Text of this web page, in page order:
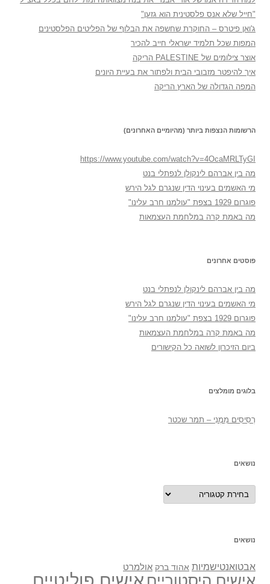
"חייל שלא אנס פלסטינית הוא גזען"
ג'ואן פיטרס – החוקרת שחשפה את הבלוף של הפליטים הפלסטינים
המפות שכל תלמיד ישראלי חייב להכיר
אוצר צילומים של PALESTINE הריקה
איך להיפטר מזבובי הבית ולפתור את בעיית היונים
המפה הגדולה של הארץ הריקה
הרשומות הנצפות ביותר (מהיומיים האחרונים)
https://www.youtube.com/watch?v=4OcaMRLTyGI
מה בין אברהם לינקולן לנפתלי בנט
מי האשמים בעינוי הדין שנגרם לגל הירש
פוגרום 1929 בצפת "עולמנו חרב עלינו"
מה באמת קרה במלחמת העצמאות
פוסטים אחרונים
מה בין אברהם לינקולן לנפתלי בנט
מי האשמים בעינוי הדין שנגרם לגל הירש
פוגרום 1929 בצפת "עולמנו חרב עלינו"
מה באמת קרה במלחמת העצמאות
ביום הזיכרון לשואה כל הקישורים
בלוגים מומלצים
רְסִיסִים מִמֶנִי – תמר שכטר
נושאים
נושאים
נושאים
אבטואנטישמיות אהוד ברק אולמרט
אישים פוליטיים